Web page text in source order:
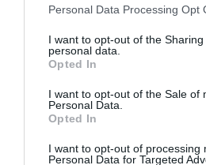
Personal Data Processing Opt
I want to opt-out of the
personal data.
Opted In
I want to opt-out of the Sale of
Personal Data.
Opted In
I want to opt-out of processing
Personal Data for Targeted
La competencia profesional
no es suficiente. Los buenos
preocupar y ocupar, de
personas que han sido
Los líderes
cuidarse para